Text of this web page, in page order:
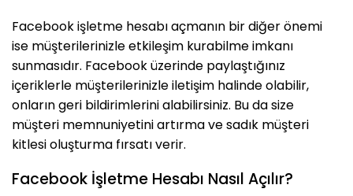
Facebook işletme hesabı açmanın bir diğer önemi
ise müşterilerinizle etkileşim kurabilme imkanı
sunmasıdır. Facebook üzerinde paylaştığınız
içeriklerle müşterilerinizle iletişim halinde olabilir,
onların geri bildirimlerini alabilirsiniz. Bu da size
müşteri memnuniyetini artırma ve sadık müşteri
kitlesi oluşturma fırsatı verir.
Facebook İşletme Hesabı Nasıl Açılır?